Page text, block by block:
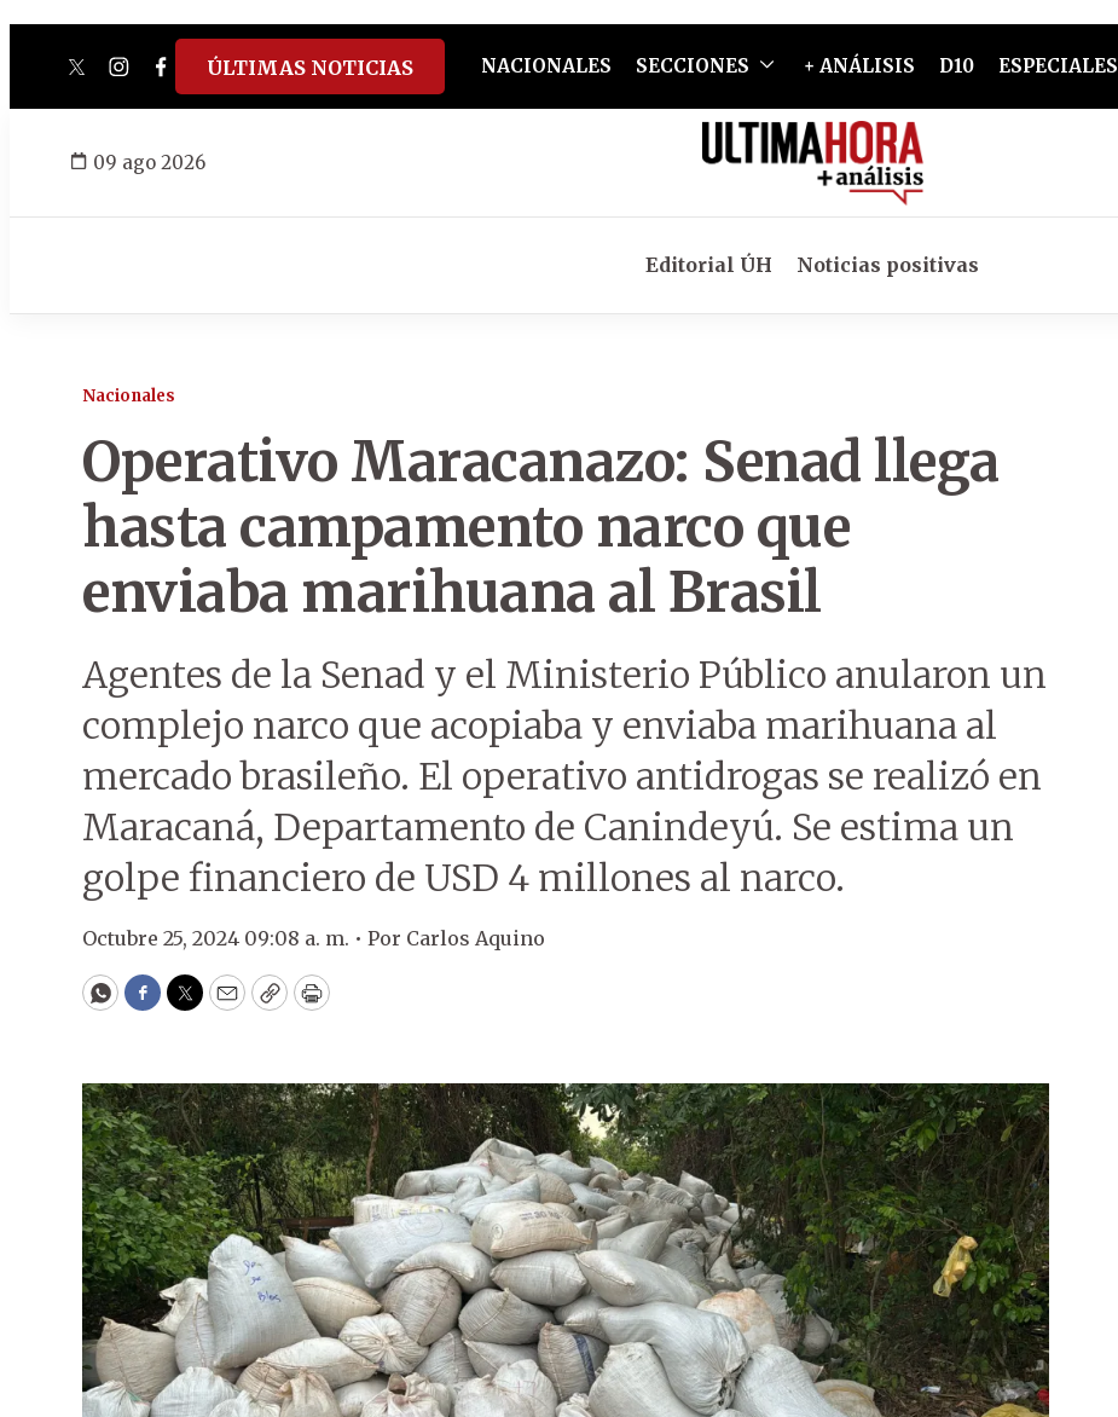
twitterinstagram
facebook
tiktokyoutube
spotify
ÚLTIMAS NOTICIAS NACIONALES SECCIONES + ANÁLISIS D10 ESPECIALES
09 ago 2026
Editorial ÚH Noticias positivas
Nacionales
Operativo Maracanazo: Senad llega
hasta campamento narco que
enviaba marihuana al Brasil
Agentes de la Senad y el Ministerio Público anularon un
complejo narco que acopiaba y enviaba marihuana al
mercado brasileño. El operativo antidrogas se realizó en
Maracaná, Departamento de Canindeyú. Se estima un
golpe financiero de USD 4 millones al narco.
Octubre 25, 2024 09:08 a. m. • Por Carlos Aquino
WhatsApp
Facebook
Twitter
EmailCopyPrint